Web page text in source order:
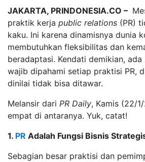
JAKARTA, PRINDONESIA.CO –
praktik kerja public relations (PR)
kaku. Ini karena dinamisnya dunia
membutuhkan fleksibilitas dan
beradaptasi. Kendati demikian,
wajib dipahami setiap praktisi PR,
dinilai tidak bisa ditawar.
Melansir dari PR Daily, Kamis (22/
empat di antaranya. Yuk, catat!
1. PR Adalah Fungsi Bisnis
Sebagian besar praktisi dan